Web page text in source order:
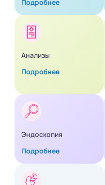
Подробнее
Анализы
Подробнее
Эндоскопия
Подробнее